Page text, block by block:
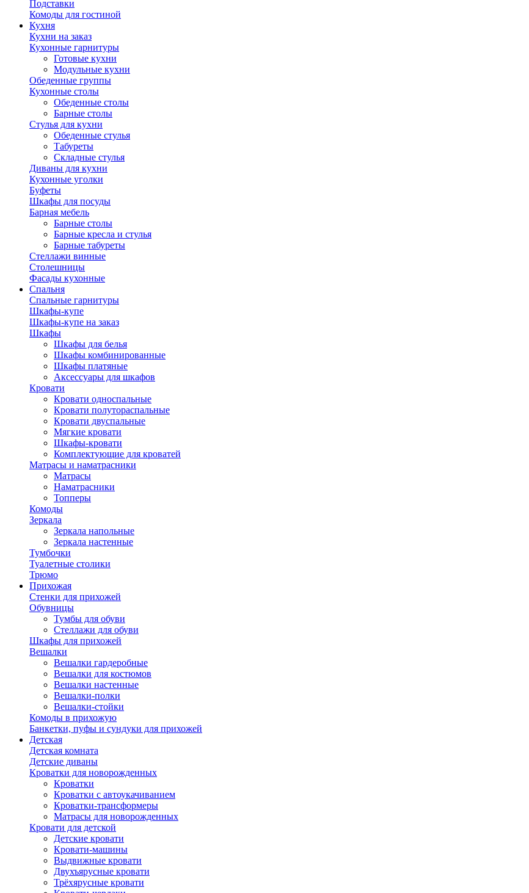
Подставки
Комоды для гостиной
Кухня
Кухни на заказ
Кухонные гарнитуры
Готовые кухни
Модульные кухни
Обеденные группы
Кухонные столы
Обеденные столы
Барные столы
Стулья для кухни
Обеденные стулья
Табуреты
Складные стулья
Диваны для кухни
Кухонные уголки
Буфеты
Шкафы для посуды
Барная мебель
Барные столы
Барные кресла и стулья
Барные табуреты
Стеллажи винные
Столешницы
Фасады кухонные
Спальня
Спальные гарнитуры
Шкафы-купе
Шкафы-купе на заказ
Шкафы
Шкафы для белья
Шкафы комбинированные
Шкафы платяные
Аксессуары для шкафов
Кровати
Кровати односпальные
Кровати полутораспальные
Кровати двуспальные
Мягкие кровати
Шкафы-кровати
Комплектующие для кроватей
Матрасы и наматрасники
Матрасы
Наматрасники
Топперы
Комоды
Зеркала
Зеркала напольные
Зеркала настенные
Тумбочки
Туалетные столики
Трюмо
Прихожая
Стенки для прихожей
Обувницы
Тумбы для обуви
Стеллажи для обуви
Шкафы для прихожей
Вешалки
Вешалки гардеробные
Вешалки для костюмов
Вешалки настенные
Вешалки-полки
Вешалки-стойки
Комоды в прихожую
Банкетки, пуфы и сундуки для прихожей
Детская
Детская комната
Детские диваны
Кроватки для новорожденных
Кроватки
Кроватки с автоукачиванием
Кроватки-трансформеры
Матрасы для новорожденных
Кровати для детской
Детские кровати
Кровати-машины
Выдвижные кровати
Двухъярусные кровати
Трёхярусные кровати